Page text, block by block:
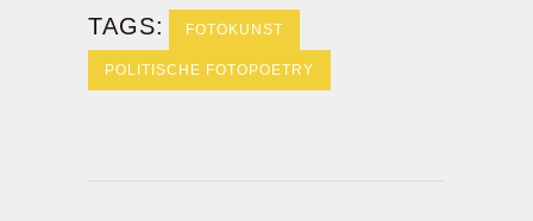
TAGS: FOTOKUNST
POLITISCHE FOTOPOETRY